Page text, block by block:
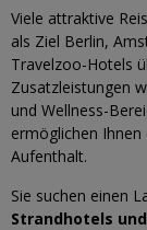
Viele attraktive
als Ziel Berlin,
Travelzoo-Hotels
Zusatzleistungen
und Wellness-
ermöglichen
Aufenthalt.
Sie suchen einen
Strandhotels